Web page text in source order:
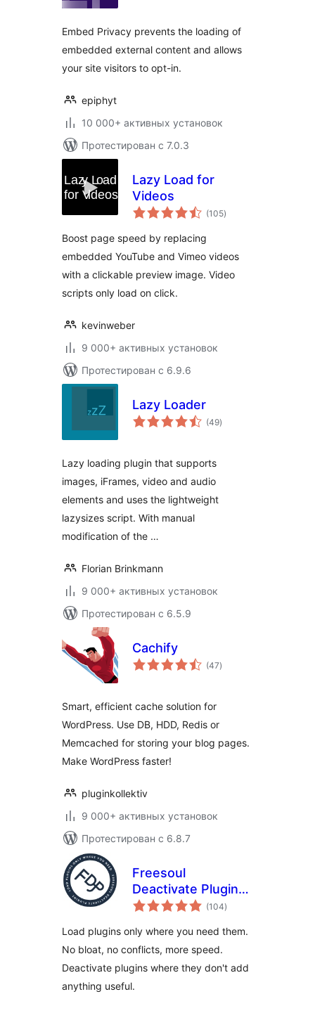
Embed Privacy prevents the loading of
embedded external content and allows
your site visitors to opt-in.
epiphyt
10 000+ активных установок
Протестирован с 7.0.3
Lazy Load for
Videos
(105общий
рейтинг
)
Boost page speed by replacing
embedded YouTube and Vimeo videos
with a clickable preview image. Video
scripts only load on click.
kevinweber
9 000+ активных установок
Протестирован с 6.9.6
Lazy Loader
(49общий
рейтинг
)
Lazy loading plugin that supports
images, iFrames, video and audio
elements and uses the lightweight
lazysizes script. With manual
modification of the …
Florian Brinkmann
9 000+ активных установок
Протестирован с 6.5.9
Cachify
(47общий
рейтинг
)
Smart, efficient cache solution for
WordPress. Use DB, HDD, Redis or
Memcached for storing your blog pages.
Make WordPress faster!
pluginkollektiv
9 000+ активных установок
Протестирован с 6.8.7
Freesoul
Deactivate Plugins
— Disable plugins
WordPress pages
(104общий
рейтинг
)
Load plugins only where you need them.
No bloat, no conflicts, more speed.
Deactivate plugins where they don't add
anything useful.